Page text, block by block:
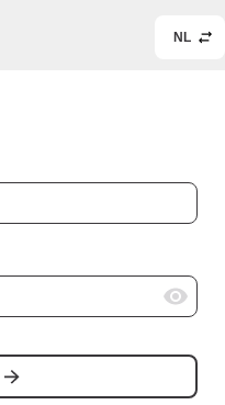
NL